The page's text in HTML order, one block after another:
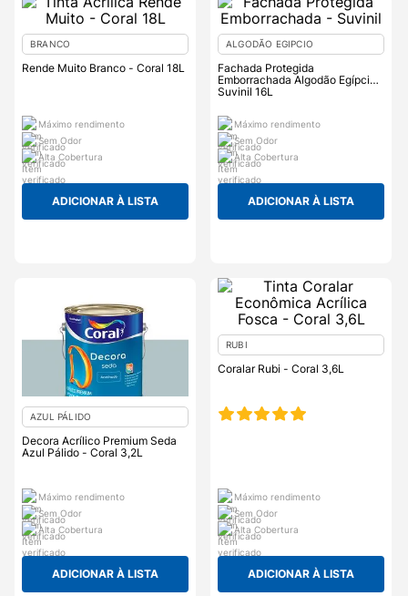
BRANCO
Rende Muito Branco - Coral 18L
Máximo rendimento
Sem Odor
Alta Cobertura
ADICIONAR À LISTA
ALGODÃO EGIPCIO
Fachada Protegida
Emborrachada Algodão Egípcio -
Suvinil 16L
Máximo rendimento
Sem Odor
Alta Cobertura
ADICIONAR À LISTA
AZUL PÁLIDO
Decora Acrílico Premium Seda
Azul Pálido - Coral 3,2L
Máximo rendimento
Sem Odor
Alta Cobertura
ADICIONAR À LISTA
RUBI
Coralar Rubi - Coral 3,6L
Máximo rendimento
Sem Odor
Alta Cobertura
ADICIONAR À LISTA